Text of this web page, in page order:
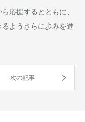
応援するとともに、
ようさらに歩みを進